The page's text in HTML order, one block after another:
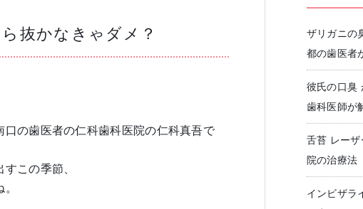
一般歯科・小児歯科
抜かなきゃダメ？
口の歯医者の仁科歯科医院の仁科真吾で
この季節、
ザリガニの
都の歯医者
彼氏の口臭
歯科医師が
舌苔 レー
院の治療法
インビザラ